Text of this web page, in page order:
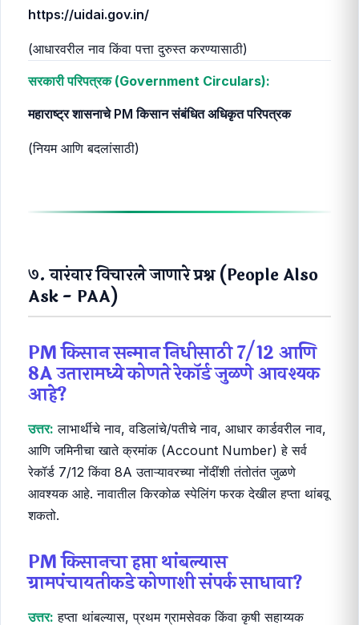
https://uidai.gov.in/
(आधारवरील नाव किंवा पत्ता दुरुस्त करण्यासाठी)
सरकारी परिपत्रक (Government Circulars):
महाराष्ट्र शासनाचे PM किसान संबंधित अधिकृत परिपत्रक
(नियम आणि बदलांसाठी)
७. वारंवार विचारले जाणारे प्रश्न (People Also
Ask - PAA)
PM किसान सन्मान निधीसाठी 7/12 आणि
8A उतारामध्ये कोणते रेकॉर्ड जुळणे आवश्यक
आहे?
उत्तर: लाभार्थीचे नाव, वडिलांचे/पतीचे नाव, आधार कार्डवरील नाव,
आणि जमिनीचा खाते क्रमांक (Account Number) हे सर्व
रेकॉर्ड 7/12 किंवा 8A उताऱ्यावरच्या नोंदींशी तंतोतंत जुळणे
आवश्यक आहे. नावातील किरकोळ स्पेलिंग फरक देखील हप्ता थांबवू
शकतो.
PM किसानचा हप्ता थांबल्यास
ग्रामपंचायतीकडे कोणाशी संपर्क साधावा?
उत्तर: हप्ता थांबल्यास, प्रथम ग्रामसेवक किंवा कृषी सहाय्यक